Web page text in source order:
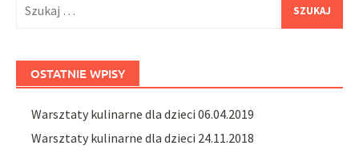
OSTATNIE WPISY
Warsztaty kulinarne dla dzieci 06.04.2019
Warsztaty kulinarne dla dzieci 24.11.2018